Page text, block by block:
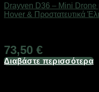
Drayven D36 – Mini Drone
Hover & Προστατευτικά
73,50 €
Διαβάστε περισσότερα